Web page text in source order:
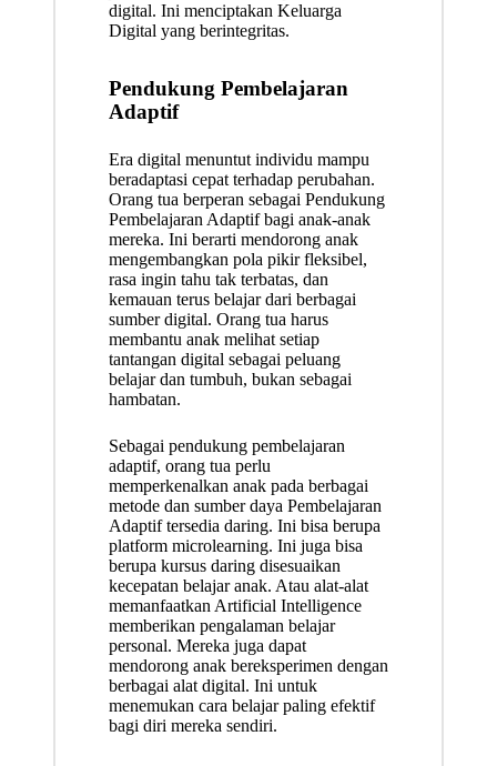
digital. Ini menciptakan Keluarga
Digital yang berintegritas.
Pendukung Pembelajaran
Adaptif
Era digital menuntut individu mampu
beradaptasi cepat terhadap perubahan.
Orang tua berperan sebagai Pendukung
Pembelajaran Adaptif bagi anak-anak
mereka. Ini berarti mendorong anak
mengembangkan pola pikir fleksibel,
rasa ingin tahu tak terbatas, dan
kemauan terus belajar dari berbagai
sumber digital. Orang tua harus
membantu anak melihat setiap
tantangan digital sebagai peluang
belajar dan tumbuh, bukan sebagai
hambatan.
Sebagai pendukung pembelajaran
adaptif, orang tua perlu
memperkenalkan anak pada berbagai
metode dan sumber daya Pembelajaran
Adaptif tersedia daring. Ini bisa berupa
platform microlearning. Ini juga bisa
berupa kursus daring disesuaikan
kecepatan belajar anak. Atau alat-alat
memanfaatkan Artificial Intelligence
memberikan pengalaman belajar
personal. Mereka juga dapat
mendorong anak bereksperimen dengan
berbagai alat digital. Ini untuk
menemukan cara belajar paling efektif
bagi diri mereka sendiri.